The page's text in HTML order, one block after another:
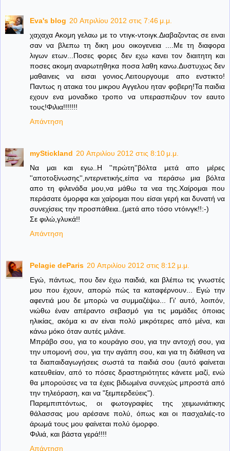
Eva's blog 20 Απριλίου 2012 στις 7:46 μ.μ.
χαχαχα Ακομη γελαω με το ντιγκ-ντοιγκ.Διαβαζοντας σε ειναι
σαν να βλεπω τη δικη μου οικογενεια ....Με τη διαφορα
λιγων ετων...Ποσες φορες δεν εχω κανει τον διαιτητη και
ποσες ακομη αναρωτηθηκα ποσα λαθη κανω.Δυστυχως δεν
μαθαινεις να εισαι γονιος.Λειτουργουμε απο ενστικτο!
Παντως η ατακα του μικρου Αγγελου ηταν φοβερη!Τα παιδια
εχουν ενα μοναδικο τροπο να υπερασπιζουν τον εαυτο
τους!Φιλια!!!!!!!
Απάντηση
myStickland 20 Απριλίου 2012 στις 8:10 μ.μ.
Nα μαι και εγω..Η ''πρώτη''βόλτα μετά απο μέρες
''αποτοξίνωσης'',ιντερνετικής,είπα να περάσω μια βόλτα
απο τη φιλενάδα μου,να μάθω τα νεα της.Χαίρομαι που
περάσατε όμορφα και χαίρομαι που είσαι γερή και δυνατή να
συνεχίσεις την προσπάθεια..(μετά απο τόσο ντόινγκ!!:-)
Σε φιλώ,γλυκά!!
Απάντηση
Pelagie deParis 20 Απριλίου 2012 στις 8:12 μ.μ.
Εγώ, πάντως, που δεν έχω παιδιά, και βλέπω τις γνωστές
μου που έχουν, απορώ πώς τα καταφέρνουν... Εγώ την
αφεντιά μου δε μπορώ να συμμαζέψω... Γι' αυτό, λοιπόν,
νιώθω έναν απέραντο σεβασμό για τις μαμάδες όποιας
ηλικίας, ακόμα κι αν είναι πολύ μικρότερες από μένα, και
κάνω μόκο όταν αυτές μιλάνε.
Μπράβο σου, για το κουράγιο σου, για την αντοχή σου, για
την υπομονή σου, για την αγάπη σου, και για τη διάθεση να
τα διαπαιδαγωγήσεις σωστά τα παιδιά σου (αυτό φαίνεται
κατευθείαν, από το πόσες δραστηριότητες κάνετε μαζί, ενώ
θα μπορούσες να τα έχεις βιδωμένα συνεχώς μπροστά από
την τηλεόραση, και να "ξεμπερδεύεις").
Παρεμπιπτόντως, οι φωτογραφίες της χειμωνιάτικης
θάλασσας μου αρέσανε πολύ, όπως και οι πασχαλιές-το
άρωμά τους μου φαίνεται πολύ όμορφο.
Φιλιά, και βάστα γερά!!!!
Απάντηση